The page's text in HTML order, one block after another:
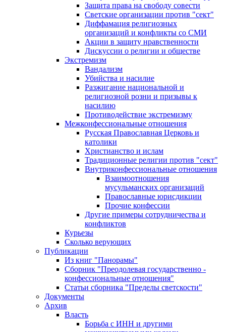
Защита права на свободу совести
Светские организации против "сект"
Диффамация религиозных
организаций и конфликты со СМИ
Акции в защиту нравственности
Дискуссии о религии и обществе
Экстремизм
Вандализм
Убийства и насилие
Разжигание национальной и
религиозной розни и призывы к
насилию
Противодействие экстремизму
Межконфессиональные отношения
Русская Православная Церковь и
католики
Христианство и ислам
Традиционные религии против "сект"
Внутриконфессиональные отношения
Взаимоотношения
мусульманских организаций
Православные юрисдикции
Прочие конфессии
Другие примеры сотрудничества и
конфликтов
Курьезы
Сколько верующих
Публикации
Из книг "Панорамы"
Сборник "Преодолевая государственно -
конфессиональные отношения"
Статьи сборника "Пределы светскости"
Документы
Архив
Власть
Борьба с ИНН и другими